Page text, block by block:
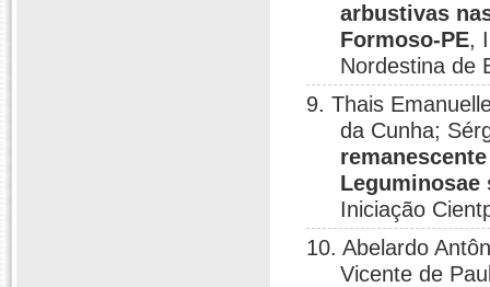
arbustivas
Formoso-PE,
Nordestina de
9. Thais
da Cunha;
Leguminosae
Iniciação
10. Abelardo
Vicente de